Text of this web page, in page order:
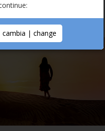
cambia | change